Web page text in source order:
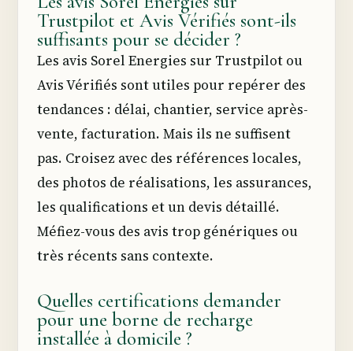
Trustpilot et Avis Vérifiés sont-ils
suffisants pour se décider ?
Les avis Sorel Energies sur Trustpilot ou
Avis Vérifiés sont utiles pour repérer des
tendances : délai, chantier, service après-
vente, facturation. Mais ils ne suffisent
pas. Croisez avec des références locales,
des photos de réalisations, les assurances,
les qualifications et un devis détaillé.
Méfiez-vous des avis trop génériques ou
très récents sans contexte.
Quelles certifications demander
pour une borne de recharge
installée à domicile ?